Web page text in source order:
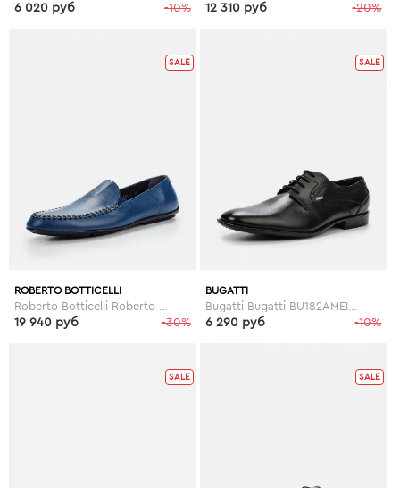
-10%
6 020 руб -20%
12 310 руб
SALE
ROBERTO BOTTICELLI
-30%
19 940 руб
SALE
BUGATTI
-10%
6 290 руб
SALE SALE